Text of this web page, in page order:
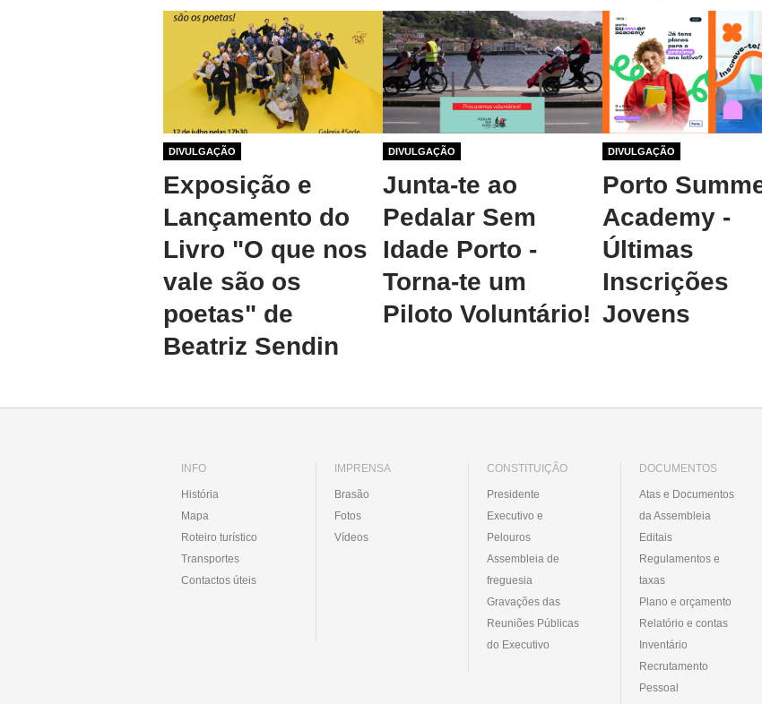
DIVULGAÇÃO
1 ano 1 mês atrás
Exposição e
Lançamento do
Livro "O que nos
vale são os
poetas" de
Beatriz Sendin
DIVULGAÇÃO
1 ano 1 mês atrás
Junta-te ao
Pedalar Sem
Idade Porto -
Torna-te um
Piloto Voluntário!
DIVULGAÇÃO
1 ano 1 mês atrás
Porto
Academy -
Últimas
Inscrições
Jovens
INFO
História
Mapa
Roteiro turístico
Transportes
Contactos úteis
IMPRENSA
Brasão
Fotos
Vídeos
CONSTITUIÇÃO
Presidente
Executivo e
Pelouros
Assembleia de
freguesia
Gravações das
Reuniões Públicas
do Executivo
DOCUMENTOS
Atas e Documentos
da Assembleia
Editais
Regulamentos e
taxas
Plano e orçamento
Relatório e contas
Inventário
Recrutamento
Pessoal